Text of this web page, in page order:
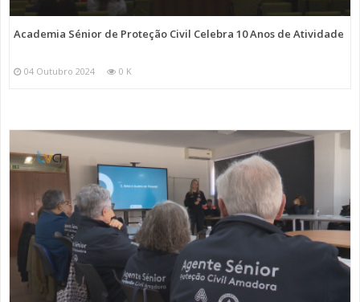
Academia Sénior de Proteção Civil Celebra 10 Anos de Atividade
04 Outubro 2024 0 K